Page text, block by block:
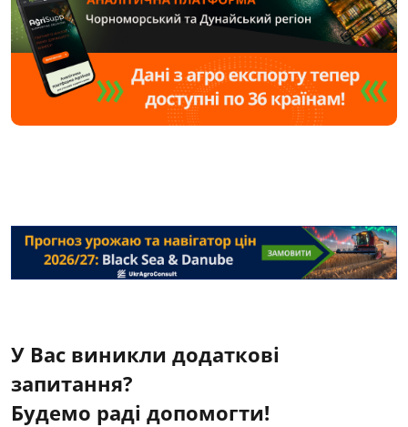
У Вас виникли додаткові
запитання?
Будемо раді допомогти!